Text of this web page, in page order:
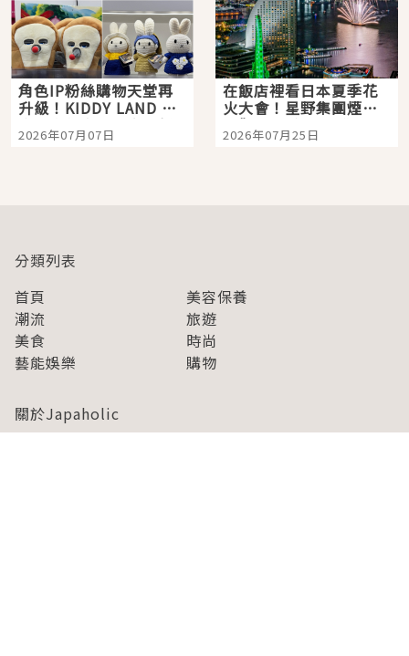
角色IP粉絲購物天堂再
升級！KIDDY LAND 原
宿店吉伊卡哇迎客，新
開幕 OMOKADO 店3分
2026年07月07日
在飯店裡看日本夏季花
火大會！星野集團煙火
景觀飯店6選，讓你不用
人擠人悠閒欣賞
2026年07月25日
分類列表
首頁
美容保養
潮流
旅遊
美食
時尚
藝能娛樂
購物
關於Japaholic